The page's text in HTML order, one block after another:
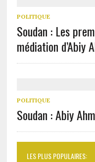
POLITIQUE
Soudan : Les
médiation d’Abiy
POLITIQUE
Soudan : Abiy
LES PLUS POPULAIRES: